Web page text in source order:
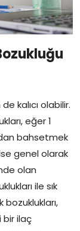
kalıcı olabilir.
eğer 1
bahsetmek
genel olarak
olan
ile sık
bozuklukları,
bir ilaç